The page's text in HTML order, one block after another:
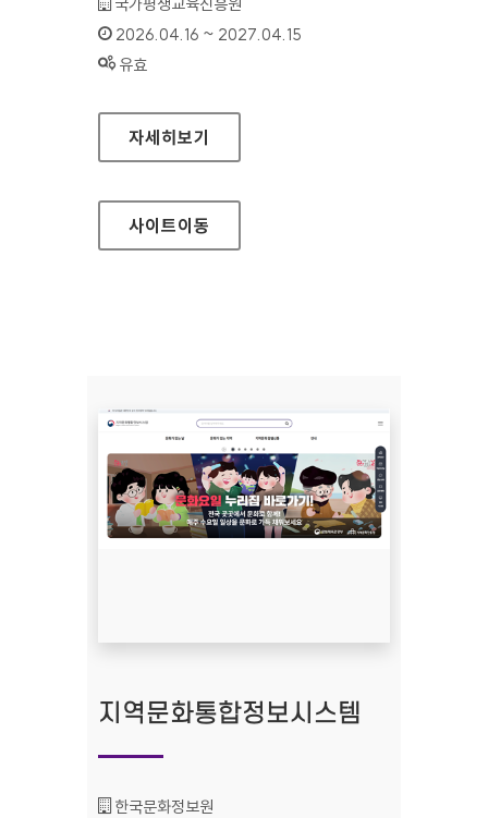
인증기간 :
2026.04.16 ~ 2027.04.15
상태 :
유효
학점은행제 정보공시(학점은행제 알리미)
자세히보기
사이트이동
지역문화통합정보시스템
기관명 :
한국문화정보원